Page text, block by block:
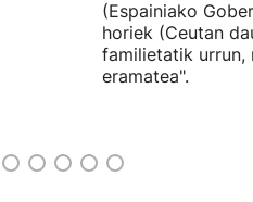
(Espainiako
horiek (Ceutan
familietatik urrun,
eramatea".